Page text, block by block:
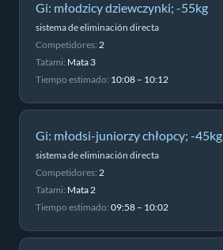
Gi: młodzicy dziewczynki; -55kg
sistema de eliminación directa
Competidores: 2
Tatami: Mata 3
Tiempo estimado: 10:08 – 10:12
Gi: młodsi-juniorzy chłopcy; -45kg
sistema de eliminación directa
Competidores: 2
Tatami: Mata 2
Tiempo estimado: 09:58 – 10:02